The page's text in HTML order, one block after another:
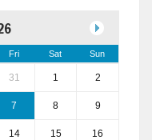
Fri Sat Sun
31 1 2
7 8 9
14 15 16